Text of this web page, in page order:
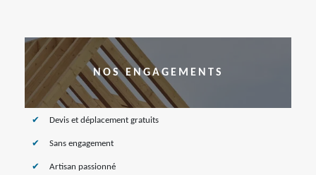
NOS ENGAGEMENTS
Devis et déplacement gratuits
Sans engagement
Artisan passionné